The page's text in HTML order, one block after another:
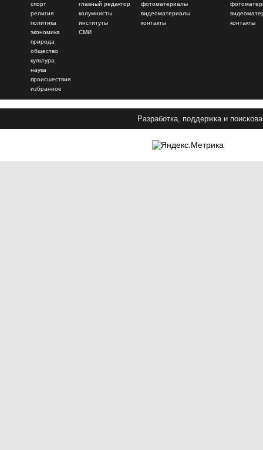
спорт
религия
политика
экономика
природа
общество
культура
наука
происшествия
избранное
главный редактор
колумнисты
институты
СМИ
фотоматериалы
видеоматериалы
контакты
контакты
Разработка, поддержка и